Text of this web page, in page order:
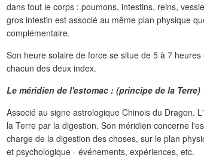
dans tout le corps : poumons, intestins, reins,
gros intestin est associé au même plan physique
complémentaire.
Son heure solaire de force se situe de 5 à 7
chacun des deux index.
Le méridien de l'estomac : (principe de la Terre)
Associé au signe astrologique Chinois du Dragon.
la Terre par la digestion. Son méridien concerne
charge de la digestion des choses, sur le plan
et psychologique - événements, expériences, etc.